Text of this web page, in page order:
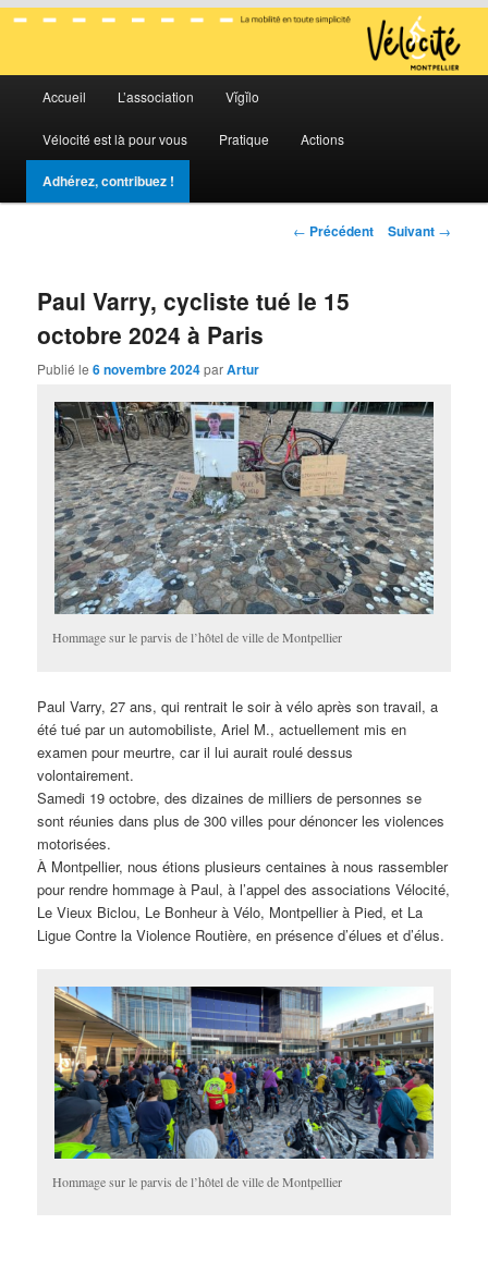
Vélocité Grand Montpellier
La mobilité en toute simplicité
Aller
au
contenu
Aller
au
contenu
Accueil L’association Vĭgĭlo
Vélocité est là pour vous Pratique Actions
Adhérez, contribuez !
Navigation
← Précédent Suivant →
Paul Varry, cycliste tué le 15
octobre 2024 à Paris
Publié le6 novembre 2024parArtur
Hommage sur le parvis de l’hôtel de ville de Montpellier
Paul Varry, 27 ans, qui rentrait le soir à vélo après son travail, a
été tué par un automobiliste, Ariel M., actuellement mis en
examen pour meurtre, car il lui aurait roulé dessus
volontairement.
Samedi 19 octobre, des dizaines de milliers de personnes se
sont réunies dans plus de 300 villes pour dénoncer les violences
motorisées.
À Montpellier, nous étions plusieurs centaines à nous rassembler
pour rendre hommage à Paul, à l’appel des associations Vélocité,
Le Vieux Biclou, Le Bonheur à Vélo, Montpellier à Pied, et La
Ligue Contre la Violence Routière, en présence d’élues et d’élus.
Hommage sur le parvis de l’hôtel de ville de Montpellier